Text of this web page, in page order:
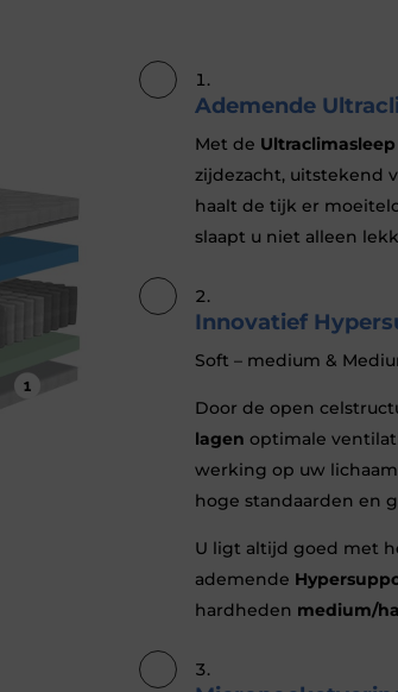
Ademende
Met de Ultraclimasleep
zijdezacht, uitstekend
haalt de tijk er
slaapt u niet alleen
Innovatief
Soft – medium &
Door de open
lagen optimale
werking op uw
hoge standaarden en
U ligt altijd goed met
ademende
hardheden medium/